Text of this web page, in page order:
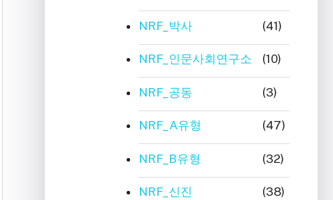
NRF_박사 (41)
NRF_인문사회연구소 (10)
NRF_공동 (3)
NRF_A유형 (47)
NRF_B유형 (32)
NRF_신진 (38)